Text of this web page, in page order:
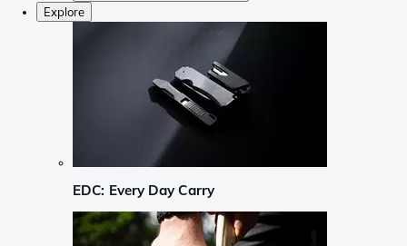
Explore
EDC: Every Day Carry